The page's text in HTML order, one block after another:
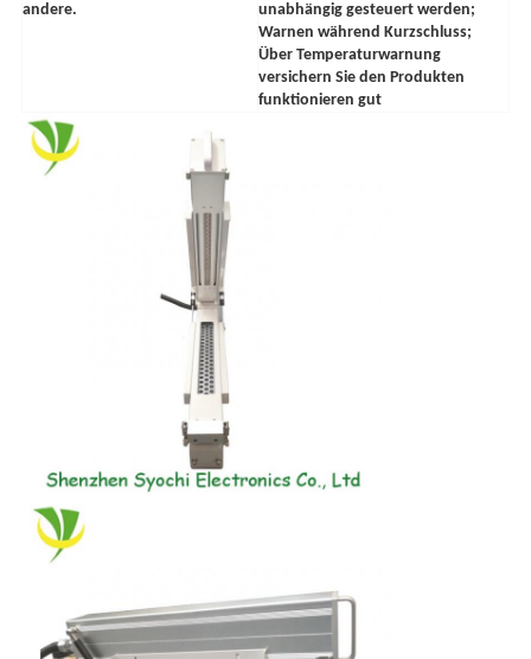
andere.
unabhängig gesteuert werden;
Warnen während Kurzschluss;
Über Temperaturwarnung
versichern Sie den Produkten
funktionieren gut